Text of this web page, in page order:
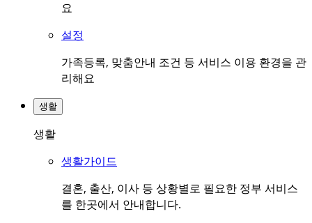
요
설정
가족등록, 맞춤안내 조건 등 서비스 이용 환경을 관
리해요
생활
생활
생활가이드
결혼, 출산, 이사 등 상황별로 필요한 정부 서비스
를 한곳에서 안내합니다.